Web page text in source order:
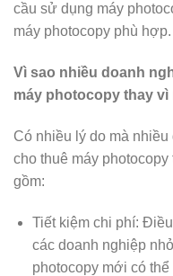
cầu sử dụng máy
máy photocopy phù hợp.
Vì sao nhiều doanh
máy photocopy thay
Có nhiều lý do mà
cho thuê máy
gồm:
Tiết kiệm chi phí:
các doanh nghiệp
photocopy mới có